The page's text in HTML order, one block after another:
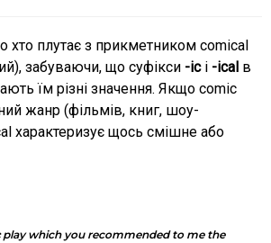
хто плутає з прикметником comical
забуваючи, що суфікси -icі -ical в
їм різні значення. Якщо comic
жанр (фільмів, книг, шоу-
характеризує щось смішне або
play which you recommended to me the